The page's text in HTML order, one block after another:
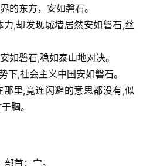
的东方，安如磐石。
,却发现城墙居然安如磐石,丝
如磐石,稳如泰山地对决。
下,社会主义中国安如磐石。
里,竟连闪避的意思都没有,似
胸。
首：宀。